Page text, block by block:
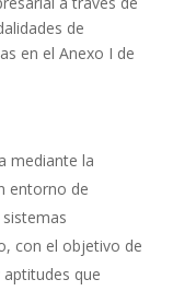
de
en el Anexo I de
mediante la
entorno de
con el objetivo de
que